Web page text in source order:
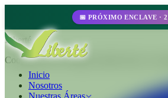
📅 PRÓXIMO ENCLAVE ·
Inicio
Nosotros
Nuestras Áreas
Liberté
Cooperativa de Trabajo Liberté Ltda. Un